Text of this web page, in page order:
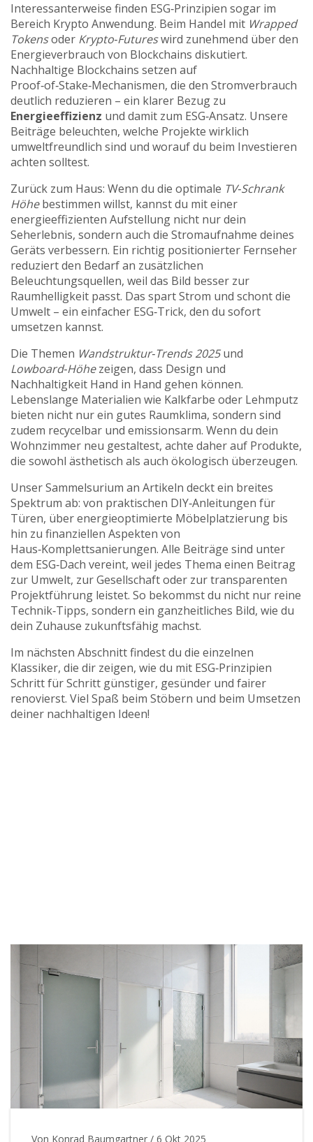
Interessanterweise finden ESG‑Prinzipien sogar im
Bereich Krypto Anwendung. Beim Handel mit Wrapped
Tokensoder Krypto‑Futureswird zunehmend über den
Energieverbrauch von Blockchains diskutiert.
Nachhaltige Blockchains setzen auf
Proof‑of‑Stake‑Mechanismen, die den Stromverbrauch
deutlich reduzieren – ein klarer Bezug zu
Energieeffizienz und damit zum ESG‑Ansatz. Unsere
Beiträge beleuchten, welche Projekte wirklich
umweltfreundlich sind und worauf du beim Investieren
achten solltest.
Zurück zum Haus: Wenn du die optimale TV‑Schrank
Höhebestimmen willst, kannst du mit einer
energieeffizienten Aufstellung nicht nur dein
Seherlebnis, sondern auch die Stromaufnahme deines
Geräts verbessern. Ein richtig positionierter Fernseher
reduziert den Bedarf an zusätzlichen
Beleuchtungsquellen, weil das Bild besser zur
Raumhelligkeit passt. Das spart Strom und schont die
Umwelt – ein einfacher ESG‑Trick, den du sofort
umsetzen kannst.
Die Themen Wandstruktur‑Trends 2025und
Lowboard‑Höhezeigen, dass Design und
Nachhaltigkeit Hand in Hand gehen können.
Lebenslange Materialien wie Kalkfarbe oder Lehmputz
bieten nicht nur ein gutes Raumklima, sondern sind
zudem recycelbar und emissionsarm. Wenn du dein
Wohnzimmer neu gestaltest, achte daher auf Produkte,
die sowohl ästhetisch als auch ökologisch überzeugen.
Unser Sammelsurium an Artikeln deckt ein breites
Spektrum ab: von praktischen DIY‑Anleitungen für
Türen, über energieoptimierte Möbelplatzierung bis
hin zu finanziellen Aspekten von
Haus‑Komplettsanierungen. Alle Beiträge sind unter
dem ESG‑Dach vereint, weil jedes Thema einen Beitrag
zur Umwelt, zur Gesellschaft oder zur transparenten
Projektführung leistet. So bekommst du nicht nur reine
Technik‑Tipps, sondern ein ganzheitliches Bild, wie du
dein Zuhause zukunftsfähig machst.
Im nächsten Abschnitt findest du die einzelnen
Klassiker, die dir zeigen, wie du mit ESG‑Prinzipien
Schritt für Schritt günstiger, gesünder und fairer
renovierst. Viel Spaß beim Stöbern und beim Umsetzen
deiner nachhaltigen Ideen!
Von Konrad Baumgartner / 6 Okt 2025